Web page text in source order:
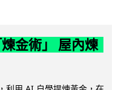
金術」 屋內煉